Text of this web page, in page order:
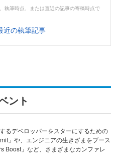
執筆時点、または直近の記事の寄稿時点で
近の執筆記事
ント
るデベロッパーをスターにするための
」や、エンジニアの生きざまをブース
Boost」など、さまざまなカンファレ